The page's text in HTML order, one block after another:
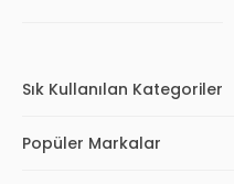
Sık Kullanılan Kategoriler
Popüler Markalar